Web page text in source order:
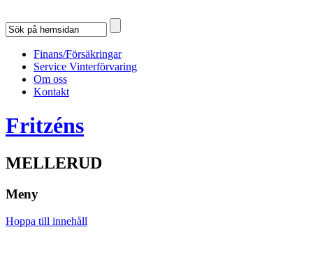
Finans/Försäkringar
Service Vinterförvaring
Om oss
Kontakt
Fritzéns
MELLERUD
Meny
Hoppa till innehåll